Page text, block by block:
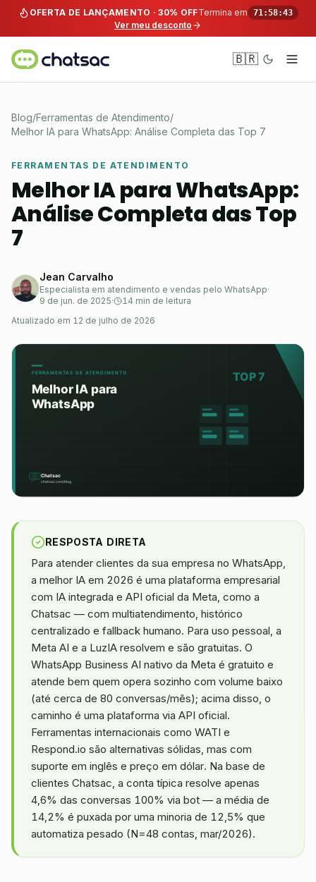
Pular para o conteúdo
OFERTA DE LANÇAMENTO · 30% OFFTermina em 71:58:43
Ver meu desconto
🇧🇷
Blog/Ferramentas de Atendimento/
Melhor IA para WhatsApp: Análise Completa das Top 7
FERRAMENTAS DE ATENDIMENTO
Melhor IA para WhatsApp:
Análise Completa das Top
7
Jean Carvalho
Especialista em atendimento e vendas pelo WhatsApp·
9 de jun. de 2025·
14 min de leitura
Atualizado em 12 de julho de 2026
RESPOSTA DIRETA
Para atender clientes da sua empresa no WhatsApp,
a melhor IA em 2026 é uma plataforma empresarial
com IA integrada e API oficial da Meta, como a
Chatsac — com multiatendimento, histórico
centralizado e fallback humano. Para uso pessoal, a
Meta AI e a LuzIA resolvem e são gratuitas. O
WhatsApp Business AI nativo da Meta é gratuito e
atende bem quem opera sozinho com volume baixo
(até cerca de 80 conversas/mês); acima disso, o
caminho é uma plataforma via API oficial.
Ferramentas internacionais como WATI e
Respond.io são alternativas sólidas, mas com
suporte em inglês e preço em dólar. Na base de
clientes Chatsac, a conta típica resolve apenas
4,6% das conversas 100% via bot — a média de
14,2% é puxada por uma minoria de 12,5% que
automatiza pesado (N=48 contas, mar/2026).